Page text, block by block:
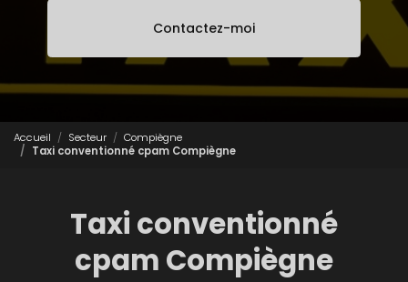
Contactez-moi
Accueil Secteur
Compiègne
Taxi conventionné cpam Compiègne
Taxi conventionné
cpam Compiègne